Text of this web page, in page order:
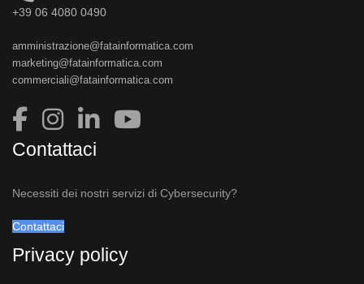
+39 06 4080 0490
amministrazione@fatainformatica.com
marketing@fatainformatica.com
commerciali@fatainformatica.com
Contattaci
Necessiti dei nostri servizi di Cybersecurity?
Contattaci
Privacy policy